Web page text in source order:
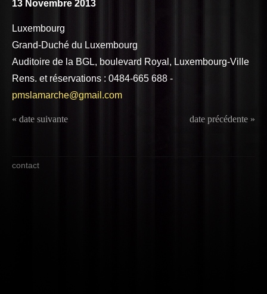
13 Novembre 2013
Luxembourg
Grand-Duché du Luxembourg
Auditoire de la BGL, boulevard Royal, Luxembourg-Ville
Rens. et réservations : 0484-665 688 -
pmslamarche@gmail.com
date précédente »
« date suivante
contact